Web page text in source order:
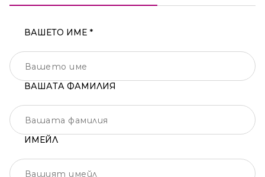
ВАШЕТО ИМЕ *
ВАШАТА ФАМИЛИЯ
ИМЕЙЛ